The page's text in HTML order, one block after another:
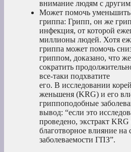
внимание людям с
Может помочь
гриппа: Грипп, он же
инфекция, от которой
миллионы людей. Хотя
гриппа может помочь
гриппом, доказано, что
сократить
все-таки подхватите
его. В исследовании
женьшеня (KRG) и его
гриппоподобные
вывод: “если это
проведено, экстракт KRG
благотворное влияние на
заболеваемости ГПЗ”.